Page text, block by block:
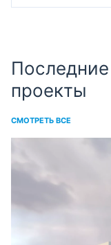
проекты
СМОТРЕТЬ ВСЕ